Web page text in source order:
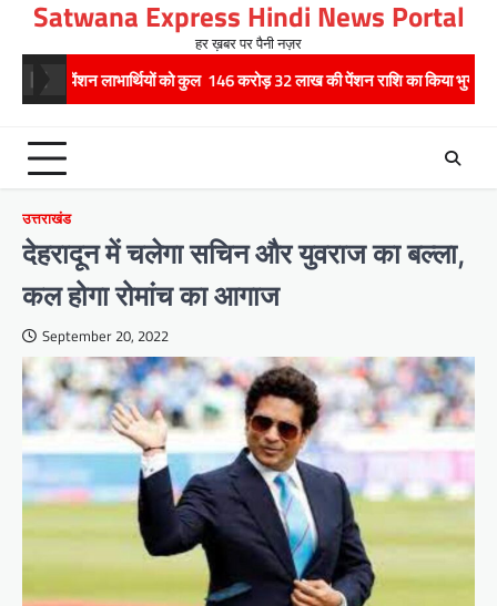
content
Satwana Express Hindi News Portal
हर ख़बर पर पैनी नज़र
को कुल 146 करोड़ 32 लाख की पेंशन राशि का किया भुगतान राष्ट्रीय
उत्तराखंड
देहरादून में चलेगा सचिन और युवराज का बल्‍ला,
कल होगा रोमांच का आगाज
September 20, 2022